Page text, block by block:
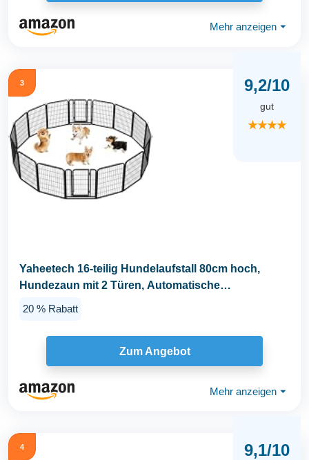
Mehr anzeigen ⏷
3 9,2/10
gut
★★★★
Yaheetech 16-teilig Hundelaufstall 80cm hoch,
Hundezaun mit 2 Türen, Automatische
20 % Rabatt
Zum Angebot
Mehr anzeigen ⏷
4 9,1/10